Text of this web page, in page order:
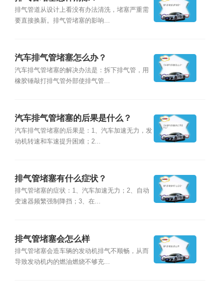
排气管道从设计上看没有办法清洗，堵塞严重需
要直接换新。排气管堵塞的影响...
汽车排气管堵塞怎么办？
汽车排气管堵塞的解决办法是：拆下排气管，用
橡胶锤敲打排气管外部使排气管...
汽车排气管堵塞的后果是什么？
汽车排气管堵塞的后果是：1、汽车加速无力，发
动机转速和车速提升困难；2...
排气管堵塞有什么症状？
排气管堵塞的症状：1、汽车加速无力；2、自动
变速器频繁强制降挡；3、在...
排气管堵塞会怎么样
排气管堵塞会造车辆的发动机排气不顺畅，从而
导致发动机内的燃油燃烧不够充...